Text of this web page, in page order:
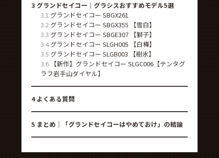
3 グランドセイコー｜グラシスおすすめモデル5選
3.1 グランドセイコー SBGX261
3.2グランドセイコー SBGX355 【雪白】
3.3 グランドセイコー SBGE307 【獅子】
3.4グランドセイコー SLGH005 【白樺】
3.5 グランドセイコー SLGB003 【樹氷】
3.6【新作】グランドセイコー SLGC006【テンタグ
ラフ岩手山ダイヤル】
4よくある質問
5 まとめ｜「グランドセイコーはやめておけ」の結論